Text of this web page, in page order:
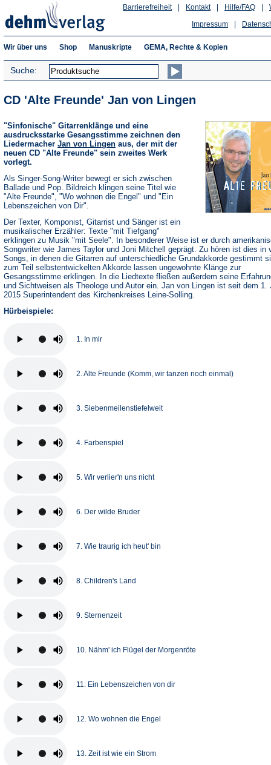
Hilfe/FAQ
Kontakt
Barrierefreiheit
Impressum
Wir über uns Shop Manuskripte GEMA, Rechte & Kopien
Suche:
CD 'Alte Freunde' Jan von Lingen
"Sinfonische" Gitarrenklänge und eine
ausdrucksstarke Gesangsstimme zeichnen den
Liedermacher Jan von Lingen aus, der mit der
neuen CD "Alte Freunde" sein zweites Werk
vorlegt.
Als Singer-Song-Writer bewegt er sich zwischen
Ballade und Pop. Bildreich klingen seine Titel wie
"Alte Freunde", "Wo wohnen die Engel" und "Ein
Lebenszeichen von Dir".
Der Texter, Komponist, Gitarrist und Sänger ist ein
musikalischer Erzähler: Texte "mit Tiefgang"
erklingen zu Musik "mit Seele". In besonderer Weise ist er durch
Songwriter wie James Taylor und Joni Mitchell geprägt. Zu hören ist dies in
Songs, in denen die Gitarren auf unterschiedliche Grundakkorde gestimmt
zum Teil selbstentwickelten Akkorde lassen ungewohnte Klänge zur
Gesangsstimme erklingen. In die Liedtexte fließen außerdem seine
und Sichtweisen als Theologe und Autor ein. Jan von Lingen ist seit dem 1.
2015 Superintendent des Kirchenkreises Leine-Solling.
Hürbeispiele:
1. In mir
2. Alte Freunde (Komm, wir tanzen noch einmal)
3. Siebenmeilenstiefelweit
4. Farbenspiel
5. Wir verlier'n uns nicht
6. Der wilde Bruder
7. Wie traurig ich heut' bin
8. Children's Land
9. Sternenzeit
10. Nähm' ich Flügel der Morgenröte
11. Ein Lebenszeichen von dir
12. Wo wohnen die Engel
13. Zeit ist wie ein Strom